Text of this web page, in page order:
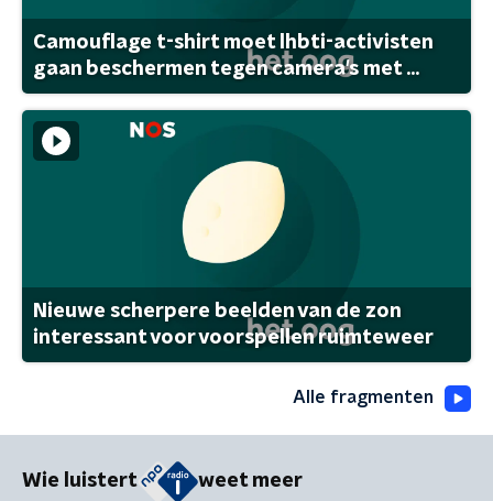
Camouflage t-shirt moet lhbti-activisten
gaan beschermen tegen camera's met ...
Nieuwe scherpere beelden van de zon
interessant voor voorspellen ruimteweer
Alle fragmenten
Wie luistert weet meer